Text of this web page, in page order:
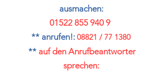
ausmachen:
01522 855 940 9
** anrufen!: 08821 / 77 1380
** auf den Anrufbeantworter
sprechen: